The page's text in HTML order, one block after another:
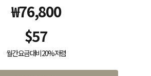
₩76,800
$57
월간 요금 대비 20% 저렴